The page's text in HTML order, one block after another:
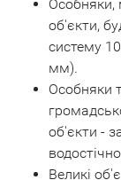
Особняки,
об'єкти,
систему
мм).
Особняки
об'єкти -
Великі